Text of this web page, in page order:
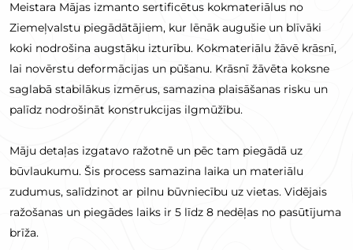
Meistara Mājas izmanto sertificētus kokmateriālus no
Ziemeļvalstu piegādātājiem, kur lēnāk augušie un blīvāki
koki nodrošina augstāku izturību. Kokmateriālu žāvē krāsnī,
lai novērstu deformācijas un pūšanu. Krāsnī žāvēta koksne
saglabā stabilākus izmērus, samazina plaisāšanas risku un
palīdz nodrošināt konstrukcijas ilgmūžību.
Māju detaļas izgatavo ražotnē un pēc tam piegādā uz
būvlaukumu. Šis process samazina laika un materiālu
zudumus, salīdzinot ar pilnu būvniecību uz vietas. Vidējais
ražošanas un piegādes laiks ir 5 līdz 8 nedēļas no pasūtījuma
brīža.